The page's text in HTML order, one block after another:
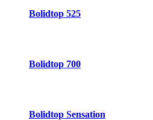
Bolidtop 525
Bolidtop 700
Bolidtop Sensation